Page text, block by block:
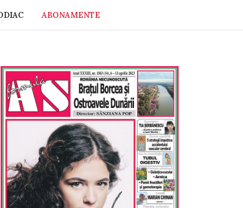
ABONAMENTE